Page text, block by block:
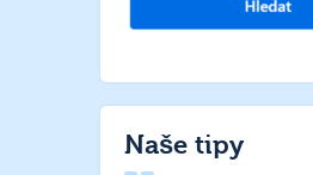
Naše tipy